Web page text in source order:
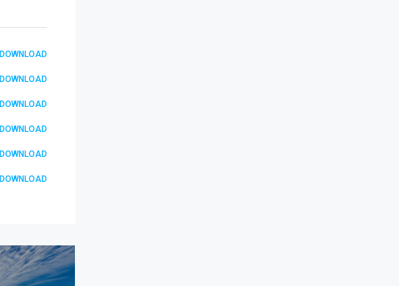
DOWNLOAD
DOWNLOAD
DOWNLOAD
DOWNLOAD
DOWNLOAD
DOWNLOAD